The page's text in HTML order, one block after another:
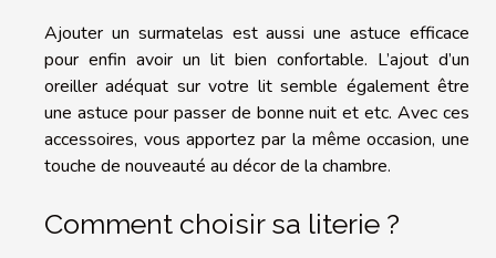
Ajouter un surmatelas est aussi une astuce efficace
pour enfin avoir un lit bien confortable. L’ajout d’un
oreiller adéquat sur votre lit semble également être
une astuce pour passer de bonne nuit et etc. Avec ces
accessoires, vous apportez par la même occasion, une
touche de nouveauté au décor de la chambre.
Comment choisir sa literie ?